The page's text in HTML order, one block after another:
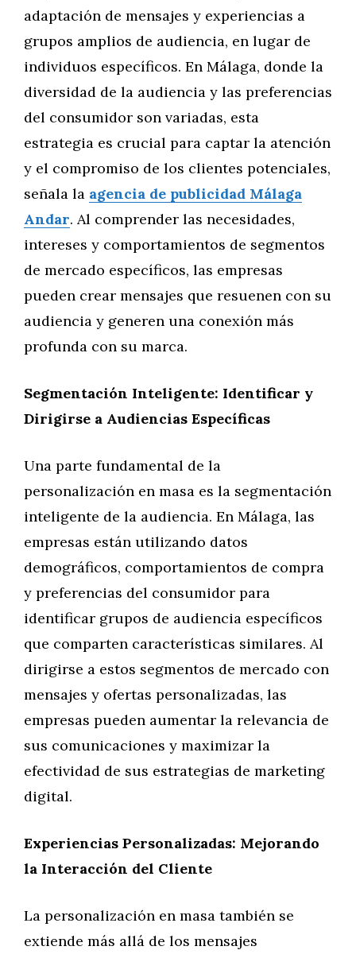
adaptación de mensajes y experiencias a
grupos amplios de audiencia, en lugar de
individuos específicos. En Málaga, donde la
diversidad de la audiencia y las preferencias
del consumidor son variadas, esta
estrategia es crucial para captar la atención
y el compromiso de los clientes potenciales,
señala la agencia de publicidad Málaga
Andar. Al comprender las necesidades,
intereses y comportamientos de segmentos
de mercado específicos, las empresas
pueden crear mensajes que resuenen con su
audiencia y generen una conexión más
profunda con su marca.
Segmentación Inteligente: Identificar y
Dirigirse a Audiencias Específicas
Una parte fundamental de la
personalización en masa es la segmentación
inteligente de la audiencia. En Málaga, las
empresas están utilizando datos
demográficos, comportamientos de compra
y preferencias del consumidor para
identificar grupos de audiencia específicos
que comparten características similares. Al
dirigirse a estos segmentos de mercado con
mensajes y ofertas personalizadas, las
empresas pueden aumentar la relevancia de
sus comunicaciones y maximizar la
efectividad de sus estrategias de marketing
digital.
Experiencias Personalizadas: Mejorando
la Interacción del Cliente
La personalización en masa también se
extiende más allá de los mensajes